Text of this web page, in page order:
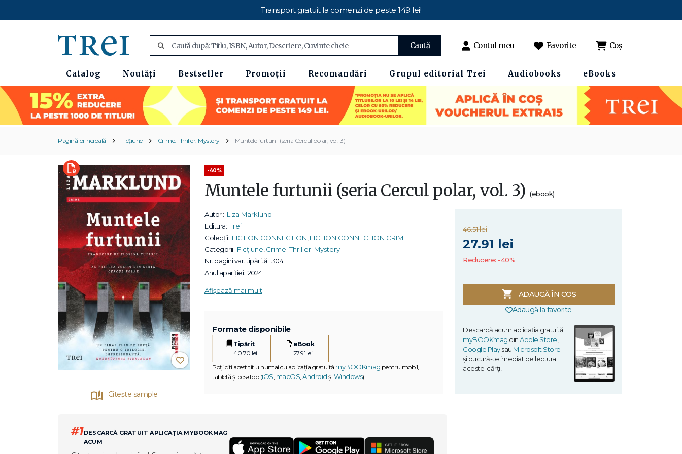
Transport gratuit la comenzi de peste 149 lei!
Caută Contul meu Favorite Coș
Catalog Noutăți Bestseller Promoții Recomandări Grupul editorial Trei Audiobooks eBooks
Pagină principală Ficțiune Crime. Thriller. Mystery Muntele furtunii (seria Cercul polar, vol. 3)
Citește sample
-40%
Muntele furtunii (seria Cercul polar, vol. 3) (ebook)
Autor : Liza Marklund
Editura: Trei
Colecții: FICTION CONNECTION FICTION CONNECTION CRIME
Categorii: Ficțiune Crime. Thriller. Mystery
Nr. pagini var. tipărită: 304
Anul apariției: 2024
Afișează mai mult
Formate disponibile
Tipărit
40.70 lei
eBook
27.91 lei
Poți citi acest titlu numai cu aplicația gratuită myBOOKmag pentru mobil,
tabletă și desktop (iOS macOS Android și Windows).
46.51 lei
27.91 lei
Reducere: -40%
ADAUGĂ ÎN COȘ
Adaugă la favorite
Descarcă acum aplicația gratuită
myBOOKmag dinApple Store
Google Playsau Microsoft Store
și bucură-te imediat de lectura
acestei cărți!
#1DESCARCĂ GRATUIT APLICAȚIA MYBOOKMAG
ACUM